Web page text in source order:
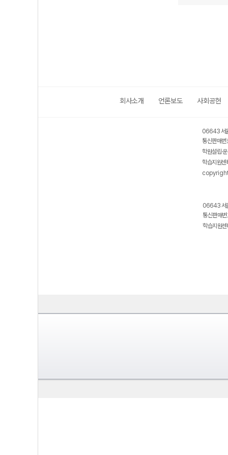
회사소개 언론보도 사회공헌
06643 서
통신판매
학원설립·
학습지원
06643 서
통신판매
학습지원